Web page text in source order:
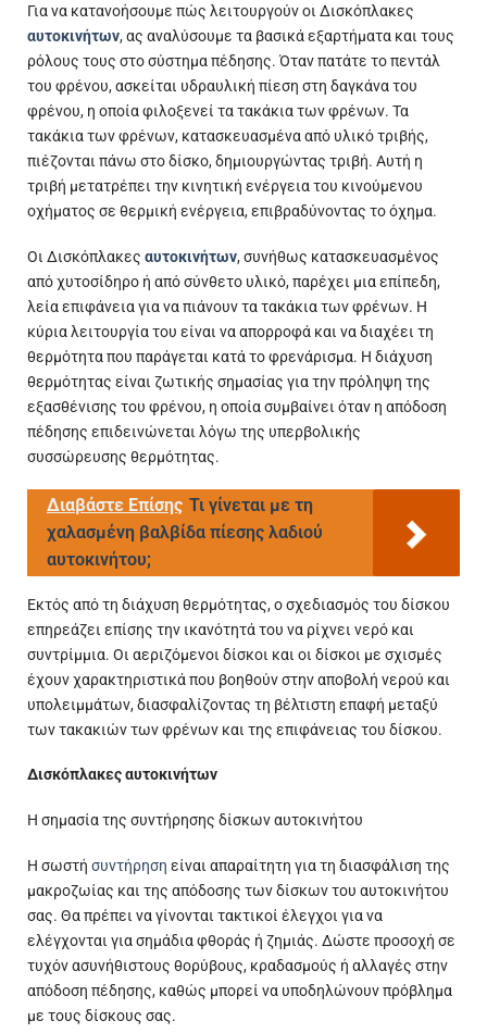
Για να κατανοήσουμε πώς λειτουργούν οι Δισκόπλακες
αυτοκινήτων, ας αναλύσουμε τα βασικά εξαρτήματα και τους
ρόλους τους στο σύστημα πέδησης. Όταν πατάτε το πεντάλ
του φρένου, ασκείται υδραυλική πίεση στη δαγκάνα του
φρένου, η οποία φιλοξενεί τα τακάκια των φρένων. Τα
τακάκια των φρένων, κατασκευασμένα από υλικό τριβής,
πιέζονται πάνω στο δίσκο, δημιουργώντας τριβή. Αυτή η
τριβή μετατρέπει την κινητική ενέργεια του κινούμενου
οχήματος σε θερμική ενέργεια, επιβραδύνοντας το όχημα.
Οι Δισκόπλακες αυτοκινήτων, συνήθως κατασκευασμένος
από χυτοσίδηρο ή από σύνθετο υλικό, παρέχει μια επίπεδη,
λεία επιφάνεια για να πιάνουν τα τακάκια των φρένων. Η
κύρια λειτουργία του είναι να απορροφά και να διαχέει τη
θερμότητα που παράγεται κατά το φρενάρισμα. Η διάχυση
θερμότητας είναι ζωτικής σημασίας για την πρόληψη της
εξασθένισης του φρένου, η οποία συμβαίνει όταν η απόδοση
πέδησης επιδεινώνεται λόγω της υπερβολικής
συσσώρευσης θερμότητας.
Διαβάστε Επίσης Τι γίνεται με τη
χαλασμένη βαλβίδα πίεσης λαδιού
αυτοκινήτου;
Εκτός από τη διάχυση θερμότητας, ο σχεδιασμός του δίσκου
επηρεάζει επίσης την ικανότητά του να ρίχνει νερό και
συντρίμμια. Οι αεριζόμενοι δίσκοι και οι δίσκοι με σχισμές
έχουν χαρακτηριστικά που βοηθούν στην αποβολή νερού και
υπολειμμάτων, διασφαλίζοντας τη βέλτιστη επαφή μεταξύ
των τακακιών των φρένων και της επιφάνειας του δίσκου.
Δισκόπλακες αυτοκινήτων
Η σημασία της συντήρησης δίσκων αυτοκινήτου
Η σωστή συντήρηση είναι απαραίτητη για τη διασφάλιση της
μακροζωίας και της απόδοσης των δίσκων του αυτοκινήτου
σας. Θα πρέπει να γίνονται τακτικοί έλεγχοι για να
ελέγχονται για σημάδια φθοράς ή ζημιάς. Δώστε προσοχή σε
τυχόν ασυνήθιστους θορύβους, κραδασμούς ή αλλαγές στην
απόδοση πέδησης, καθώς μπορεί να υποδηλώνουν πρόβλημα
με τους δίσκους σας.